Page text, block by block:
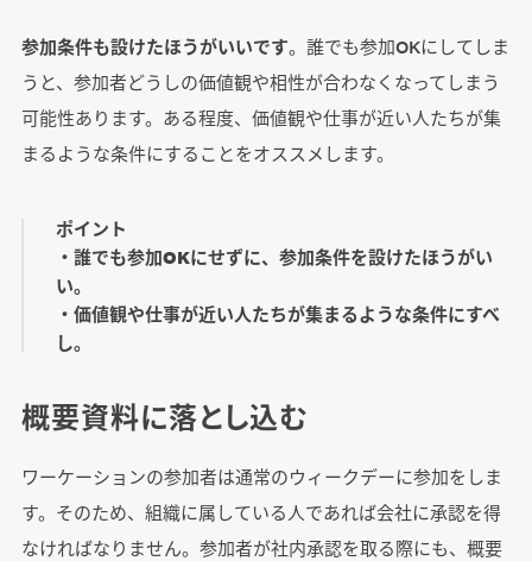
参加条件も設けたほうがいいです。誰でも参加OKにしてしま
うと、参加者どうしの価値観や相性が合わなくなってしまう
可能性あります。ある程度、価値観や仕事が近い人たちが集
まるような条件にすることをオススメします。
ポイント
・誰でも参加OKにせずに、参加条件を設けたほうがい
い。
・価値観や仕事が近い人たちが集まるような条件にすべ
し。
概要資料に落とし込む
ワーケーションの参加者は通常のウィークデーに参加をしま
す。そのため、組織に属している人であれば会社に承認を得
なければなりません。参加者が社内承認を取る際にも、概要